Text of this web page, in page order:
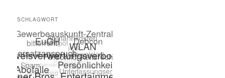
SCHLAGWORT